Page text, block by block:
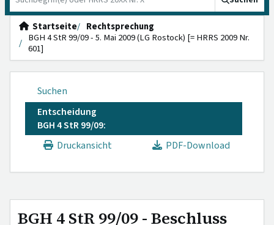
Startseite
Rechtsprechung
BGH 4 StR 99/09 - 5. Mai 2009 (LG Rostock) [= HRRS 2009 Nr.
601]
Suchen
Entscheidung
BGH 4 StR 99/09:
Druckansicht
PDF-Download
BGH 4 StR 99/09 - Beschluss